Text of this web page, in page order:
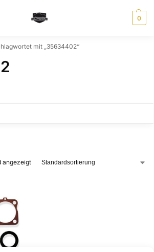
0
mit „35634402“
angezeigt